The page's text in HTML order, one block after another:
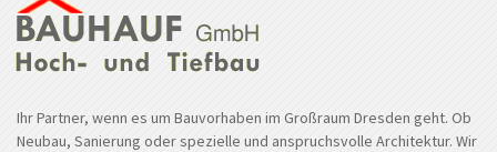
Ihr Partner, wenn es um Bauvorhaben im Großraum Dresden geht. Ob
Neubau, Sanierung oder spezielle und anspruchsvolle Architektur. Wir